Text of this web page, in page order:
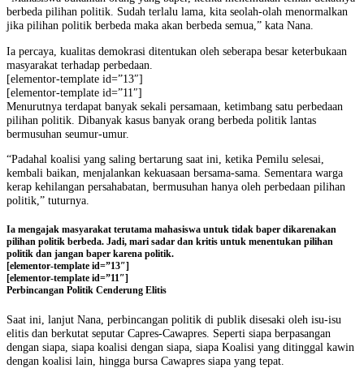
berbeda pilihan politik. Sudah terlalu lama, kita seolah-olah menormalkan
jika pilihan politik berbeda maka akan berbeda semua,” kata Nana.
Ia percaya, kualitas demokrasi ditentukan oleh seberapa besar keterbukaan
masyarakat terhadap perbedaan.
[elementor-template id=”13″]
[elementor-template id=”11″]
Menurutnya terdapat banyak sekali persamaan, ketimbang satu perbedaan
pilihan politik. Dibanyak kasus banyak orang berbeda politik lantas
bermusuhan seumur-umur.
“Padahal koalisi yang saling bertarung saat ini, ketika Pemilu selesai,
kembali baikan, menjalankan kekuasaan bersama-sama. Sementara warga
kerap kehilangan persahabatan, bermusuhan hanya oleh perbedaan pilihan
politik,” tuturnya.
Ia mengajak masyarakat terutama mahasiswa untuk tidak baper dikarenakan
pilihan politik berbeda. Jadi, mari sadar dan kritis untuk menentukan pilihan
politik dan jangan baper karena politik.
[elementor-template id=”13″]
[elementor-template id=”11″]
Perbincangan Politik Cenderung Elitis
Saat ini, lanjut Nana, perbincangan politik di publik disesaki oleh isu-isu
elitis dan berkutat seputar Capres-Cawapres. Seperti siapa berpasangan
dengan siapa, siapa koalisi dengan siapa, siapa Koalisi yang ditinggal kawin
dengan koalisi lain, hingga bursa Cawapres siapa yang tepat.